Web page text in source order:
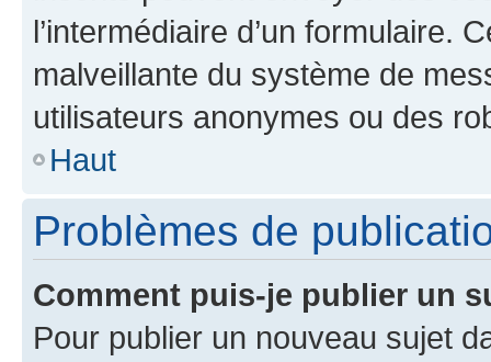
l’intermédiaire d’un formulaire.
malveillante du système de
utilisateurs anonymes ou des
Haut
Problèmes de
Comment puis-je publier un
Pour publier un nouveau sujet